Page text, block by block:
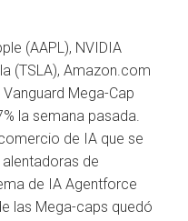
(AAPL), NVIDIA
(TSLA), Amazon.com
Mega-Cap
la semana pasada.
de IA que se
de
de IA Agentforce
las Mega-caps quedó